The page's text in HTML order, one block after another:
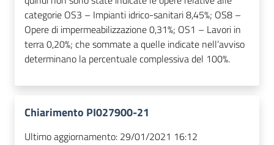
categorie OS3 – Impianti idrico-sanitari 8,45%; OS8 –
Opere di impermeabilizzazione 0,31%; OS1 – Lavori in
terra 0,20%; che sommate a quelle indicate nell’avviso
determinano la percentuale complessiva del 100%.
Chiarimento PI027900-21
Ultimo aggiornamento: 29/01/2021 16:12